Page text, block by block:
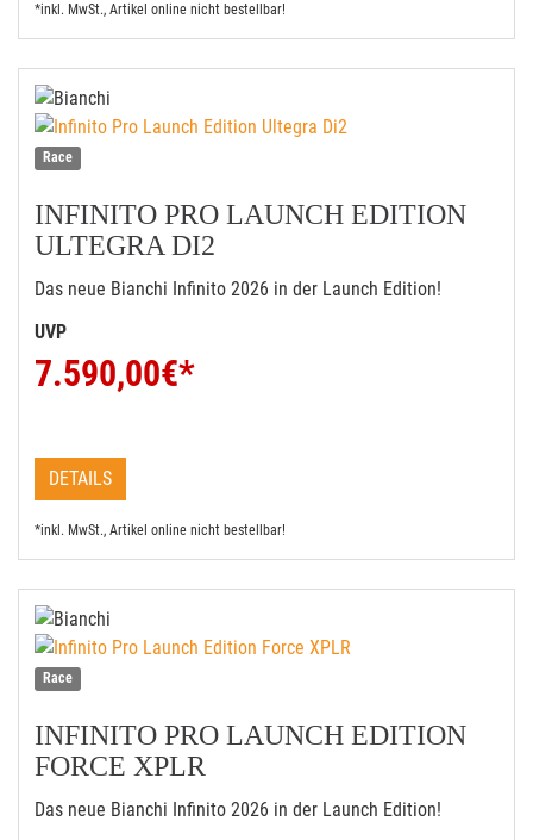
*inkl. MwSt., Artikel online nicht bestellbar!
Race
INFINITO PRO LAUNCH EDITION
ULTEGRA DI2
Das neue Bianchi Infinito 2026 in der Launch Edition!
UVP
7.590,00€*
DETAILS
*inkl. MwSt., Artikel online nicht bestellbar!
Race
INFINITO PRO LAUNCH EDITION
FORCE XPLR
Das neue Bianchi Infinito 2026 in der Launch Edition!